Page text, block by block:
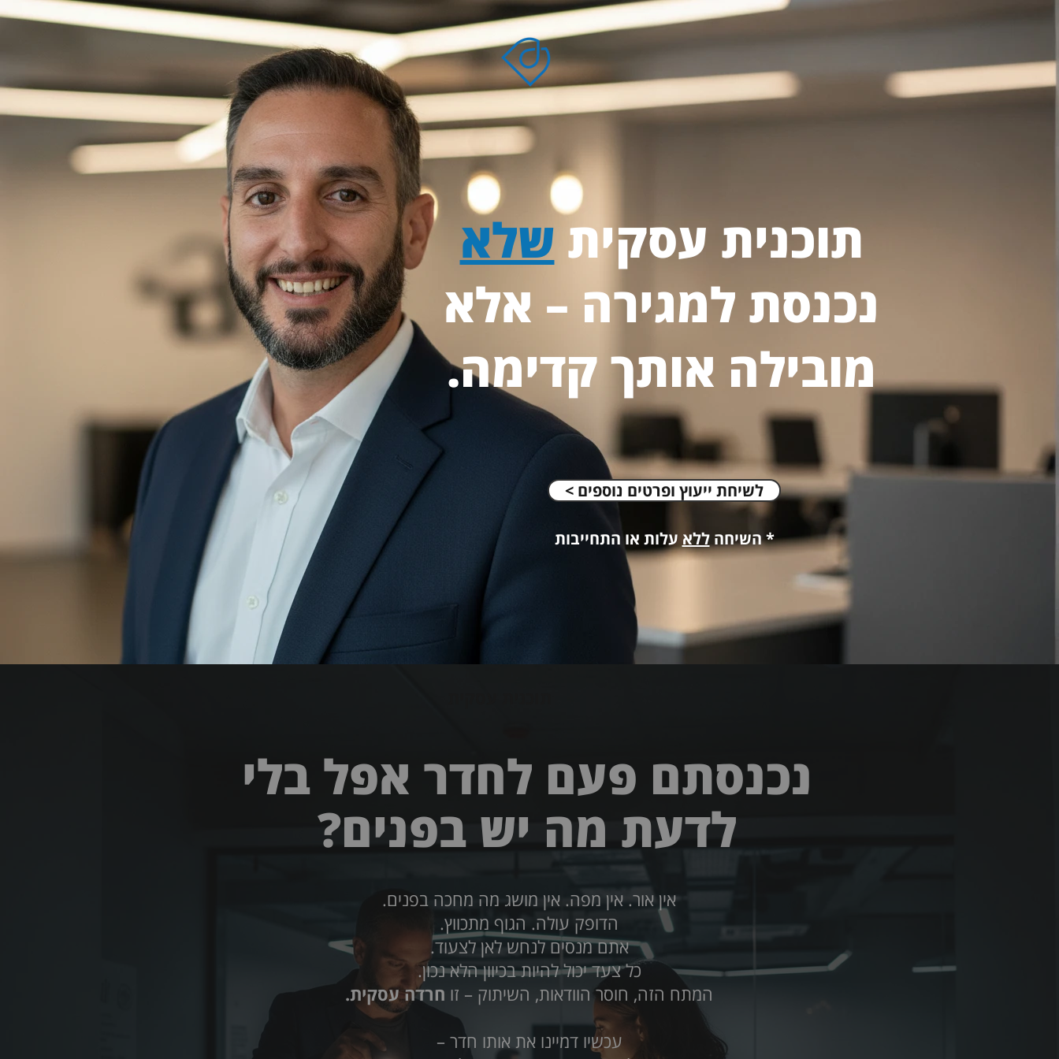
תוכנית עסקית שלא
נכנסת למגירה – אלא
מובילה אותך קדימה.
< לשיחת ייעוץ ופרטים נוספים
* השיחהללא עלות או התחייבות
נכנסתם פעם לחדר אפל בלי
לדעת מה יש בפנים?
אין אור. אין מפה. אין מושג מה מחכה בפנים.
הדופק עולה. הגוף מתכווץ.
אתם מנסים לנחש לאן לצעוד.
כל צעד יכול להיות בכיוון הלא נכון.
המתח הזה, חוסר הוודאות, השיתוק – זו חרדה עסקית.
עכשיו דמיינו את אותו חדר –